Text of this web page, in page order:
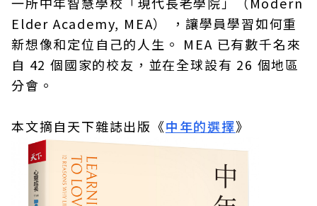
Elder Academy, MEA） ，讓學員學習如何重
新想像和定位自己的人生。 MEA 已有數千名來
自 42 個國家的校友，並在全球設有 26 個地區
分會。
本文摘自天下雜誌出版《中年的選擇》